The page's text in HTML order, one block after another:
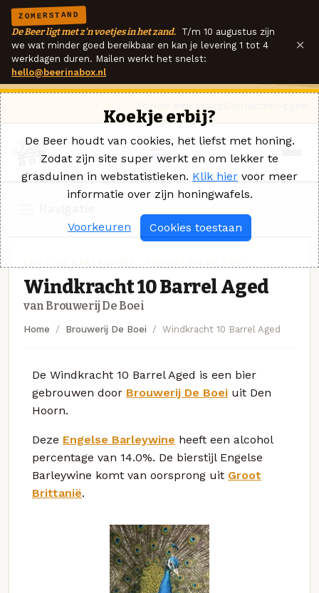
ZOMERSTAND
De Beer ligt met z'n voetjes in het zand. T/m 10 augustus zijn
we wat minder goed bereikbaar en kan je levering 1 tot 4
werkdagen duren. Mailen werkt het snelst:
hello@beerinabox.nl
×
Windkracht 10 Barrel Aged
van Brouwerij De Boei
Home Brouwerij De Boei Windkracht 10 Barrel Aged
De Windkracht 10 Barrel Aged is een bier
gebrouwen door Brouwerij De Boei uit Den
Hoorn.
Deze Engelse Barleywine heeft een alcohol
percentage van 14.0%. De bierstijl Engelse
Barleywine komt van oorsprong uit Groot
Brittanië.
Koekje erbij?
De Beer houdt van cookies, het liefst met honing.
Zodat zijn site super werkt en om lekker te
grasduinen in webstatistieken. Klik hier voor meer
informatie over zijn honingwafels.
Voorkeuren Cookies toestaan